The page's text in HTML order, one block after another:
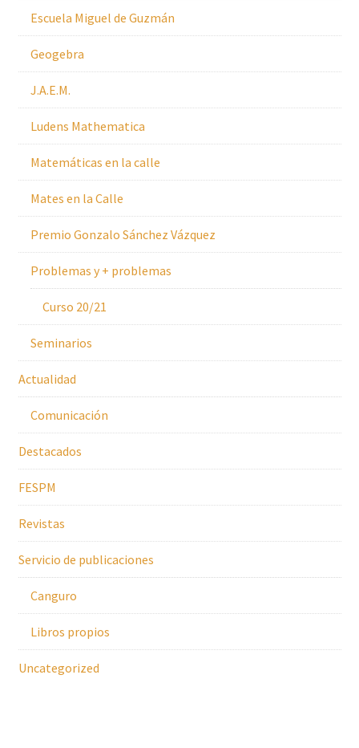
Escuela Miguel de Guzmán
Geogebra
J.A.E.M.
Ludens Mathematica
Matemáticas en la calle
Mates en la Calle
Premio Gonzalo Sánchez Vázquez
Problemas y + problemas
Curso 20/21
Seminarios
Actualidad
Comunicación
Destacados
FESPM
Revistas
Servicio de publicaciones
Canguro
Libros propios
Uncategorized